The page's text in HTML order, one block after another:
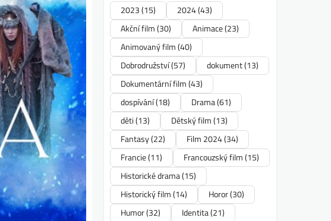
2023(15) 2024(43)
Akční film(30) Animace(23)
Animovaný film(40)
Dobrodružství(57) dokument(13)
Dokumentární film(43)
dospívání(18) Drama(61)
děti(13) Dětský film(13)
Fantasy(22) Film 2024(34)
Francie(11) Francouzský film(15)
Historické drama(15)
Historický film(14) Horor(30)
Humor(32) Identita(21)